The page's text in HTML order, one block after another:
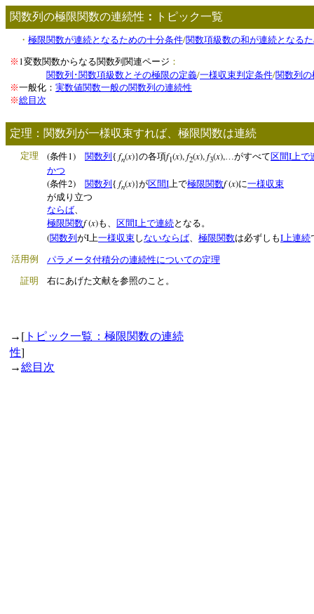
関数列の極限関数の連続性 ： トピック一覧
・ 極限関数が連続となるための十分条件/関数項級数の和が連続となる
※ 1変数関数からなる関数列関連ページ ：
関数列･関数項級数とその極限の定義/一様収束判定条件/関数列
※一般化： 実数値関数一般の関数列の連続性
※総目次
定理：関数列が一様収束すれば、極限関数は連続
定理 (条件1) 関数列 { fn(x)}の各項f1(x),f2(x),f3(x),…がすべて区間I上で
かつ
(条件2) 関数列{ fn(x)}が区間I 上で極限関数f(x)に一様収束
が成り立つ
ならば、
極限関数f(x)も、 区間I上で連続となる。
(関数列 がI 上一様収束しないならば 極限関数は必ずしもI 上連続
活用例
パラメータ付積分の連続性についての定理
証明
右にあげた文献を参照のこと。
→ [ トピック一覧：極限関数の連続
性]
→総目次